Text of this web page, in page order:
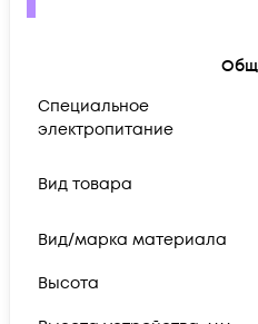
Cпециальное
электропитание
Вид товара
Вид/марка материала
Высота